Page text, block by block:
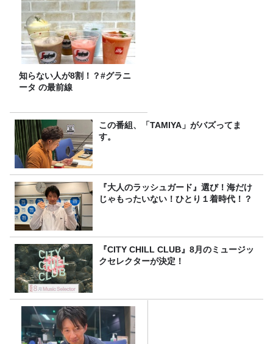
知らない人が8割！？#グラニ
ータ の最前線
この番組、「TAMIYA」がバズってま
す。
『大人のラッシュガード』選び！海だけ
じゃもったいない！ひとり１着時代！？
『CITY CHILL CLUB』8月のミュージッ
クセレクターが決定！